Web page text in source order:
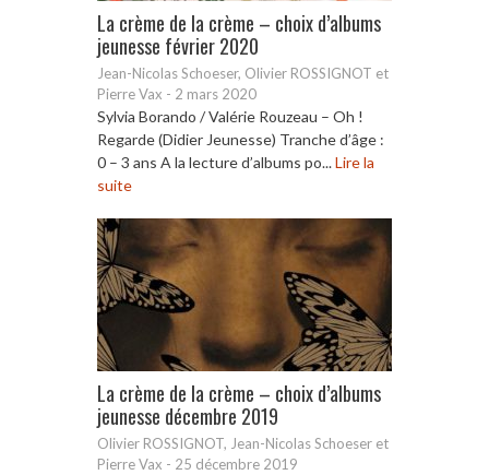
La crème de la crème – choix d’albums
jeunesse février 2020
Jean-Nicolas Schoeser, Olivier ROSSIGNOT et
Pierre Vax - 2 mars 2020
Sylvia Borando / Valérie Rouzeau – Oh !
Regarde (Didier Jeunesse) Tranche d’âge :
0 – 3 ans A la lecture d’albums po...Lire la
suite
La crème de la crème – choix d’albums
jeunesse décembre 2019
Olivier ROSSIGNOT, Jean-Nicolas Schoeser et
Pierre Vax - 25 décembre 2019